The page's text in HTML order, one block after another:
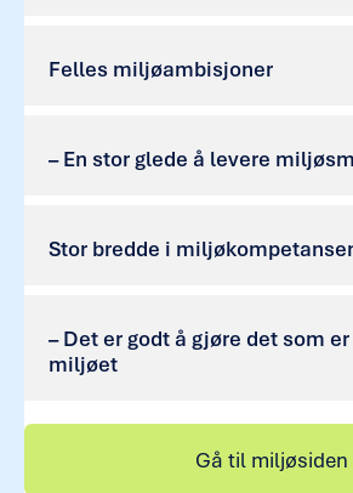
Felles miljøambisjoner
– En stor glede å levere
Stor bredde i
– Det er godt å gjøre det som
miljøet
Gå til miljøsiden